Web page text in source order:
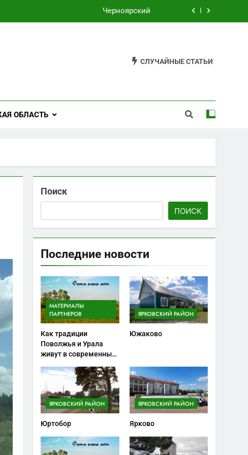
Черноярский
Староуткинск
Черноярский
СЛУЧАЙНЫЕ СТАТЬИ
ОБЛАСТЬ
Поиск
ПОИСК
Последние новости
МАТЕРИАЛЫ
ПАРТНЕРОВ
Как традиции
Поволжья и Урала
живут в современных
ЯРКОВСКИЙ РАЙОН
Южаково
ЯРКОВСКИЙ РАЙОН
Юртобор
ЯРКОВСКИЙ РАЙОН
Ярково